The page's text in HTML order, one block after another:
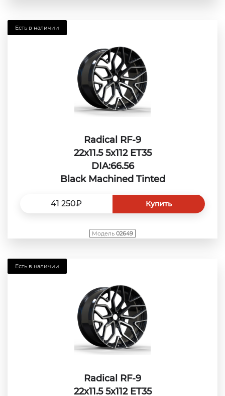
Radical RF-9
22x11.5 5x112 ET35
DIA:66.56
Black Machined Tinted
41 250₽ Купить
Есть в наличии
Модель 02649
Radical RF-9
22x11.5 5x112 ET35
Есть в наличии